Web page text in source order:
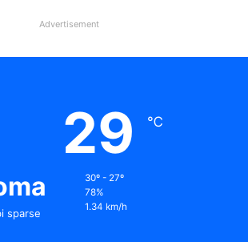
Advertisement
sparse
29 ℃
30º - 27º
78%
1.34 km/h